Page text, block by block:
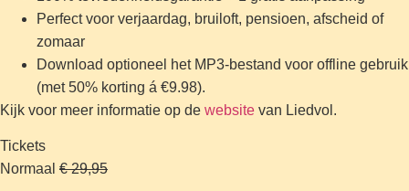
Perfect voor verjaardag, bruiloft, pensioen, afscheid of
zomaar
Download optioneel het MP3-bestand voor offline gebruik
(met 50% korting á €9.98).
Kijk voor meer informatie op de website van Liedvol.
Tickets
Normaal € 29,95